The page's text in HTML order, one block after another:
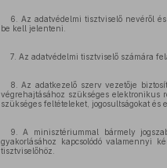
6. Az adatvédelmi tisztviselő nevéről
be kell jelenteni.
7. Az adatvédelmi tisztviselő számára
8. Az adatkezelő szerv vezetője
végrehajtásához szükséges elektronikus
szükséges feltételeket, jogosultságokat és
9. A minisztériummal bármely
gyakorlásához kapcsolódó valamennyi
tisztviselőhöz.